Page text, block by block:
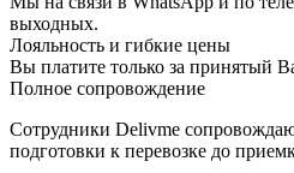
выходных.
Лояльность и гибкие цены
Вы платите только за принятый
Полное сопровождение
Сотрудники Delivme
подготовки к перевозке до